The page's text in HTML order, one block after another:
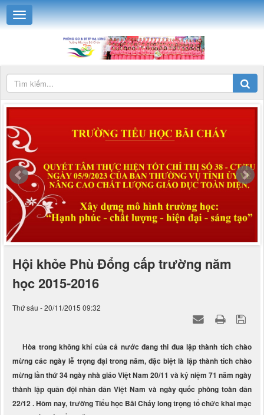
Hội khỏe Phù Đổng cấp trường năm
học 2015-2016
Thứ sáu - 20/11/2015 09:32
Hòa trong không khí của cả nước đang thi đua lập thành tích chào
mừng các ngày lễ trọng đại trong năm, đặc biệt là lập thành tích chào
mừng lần thứ 34 ngày nhà giáo Việt Nam 20/11 và kỷ niệm 71 năm ngày
thành lập quân đội nhân dân Việt Nam và ngày quốc phòng toàn dân
22/12 . Hôm nay, trường Tiểu học Bãi Cháy long trọng tổ chức khai mạc